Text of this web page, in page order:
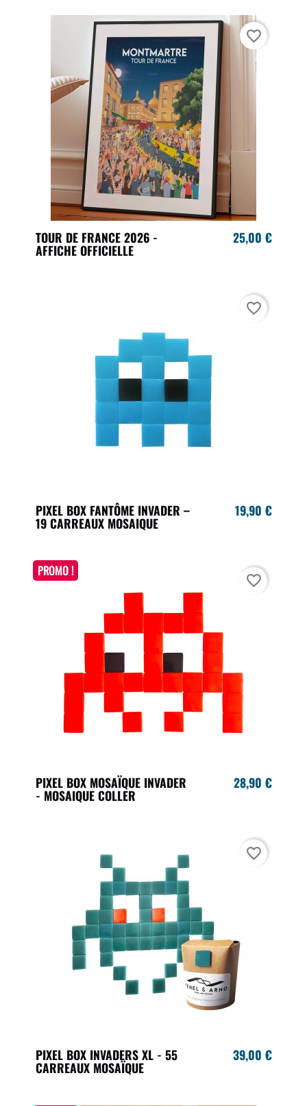
TOUR DE FRANCE 2026 -
AFFICHE OFFICIELLE
25,00 €
favorite_border
PIXEL BOX FANTÔME INVADER –
19 CARREAUX MOSAIQUE
19,90 €
favorite_border
PIXEL BOX MOSAÏQUE INVADER
- MOSAIQUE COLLER
28,90 €
PROMO !
favorite_border
PIXEL BOX INVADERS XL - 55
CARREAUX MOSAÏQUE
39,00 €
favorite_border